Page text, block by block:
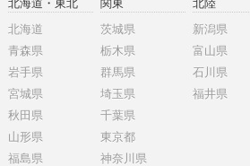
北海道・東北
北海道
青森県
岩手県
宮城県
秋田県
山形県
福島県
関東
茨城県
栃木県
群馬県
埼玉県
千葉県
東京都
神奈川県
北陸
新潟県
富山県
石川県
福井県